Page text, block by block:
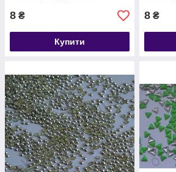
8 ₴
Купити
8 ₴